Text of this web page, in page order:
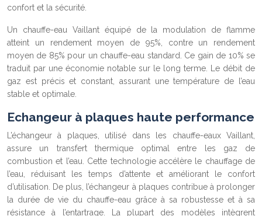
confort et la sécurité.
Un chauffe-eau Vaillant équipé de la modulation de flamme
atteint un rendement moyen de 95%, contre un rendement
moyen de 85% pour un chauffe-eau standard. Ce gain de 10% se
traduit par une économie notable sur le long terme. Le débit de
gaz est précis et constant, assurant une température de l’eau
stable et optimale.
Echangeur à plaques haute performance
L’échangeur à plaques, utilisé dans les chauffe-eaux Vaillant,
assure un transfert thermique optimal entre les gaz de
combustion et l’eau. Cette technologie accélère le chauffage de
l’eau, réduisant les temps d’attente et améliorant le confort
d’utilisation. De plus, l’échangeur à plaques contribue à prolonger
la durée de vie du chauffe-eau grâce à sa robustesse et à sa
résistance à l’entartrage. La plupart des modèles intègrent